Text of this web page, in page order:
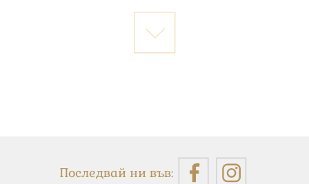
Последвай ни във: